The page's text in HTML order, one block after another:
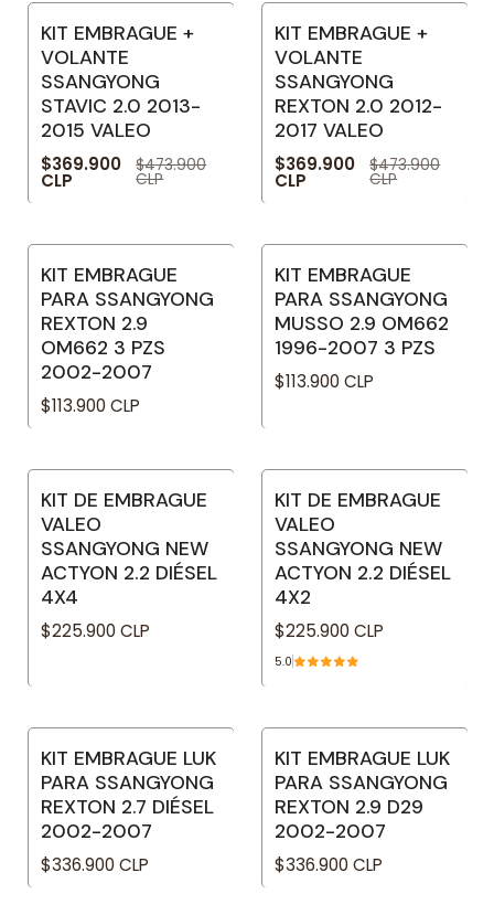
-22% OFF
KIT EMBRAGUE +
VOLANTE
SSANGYONG
STAVIC 2.0 2013-
2015 VALEO
$369.900
CLP
$473.900
CLP
-22% OFF
KIT EMBRAGUE +
VOLANTE
SSANGYONG
REXTON 2.0 2012-
2017 VALEO
$369.900
CLP
$473.900
CLP
KIT EMBRAGUE
PARA SSANGYONG
REXTON 2.9
OM662 3 PZS
2002-2007
$113.900 CLP
KIT EMBRAGUE
PARA SSANGYONG
MUSSO 2.9 OM662
1996-2007 3 PZS
$113.900 CLP
KIT DE EMBRAGUE
VALEO
SSANGYONG NEW
ACTYON 2.2 DIÉSEL
4X4
$225.900 CLP
KIT DE EMBRAGUE
VALEO
SSANGYONG NEW
ACTYON 2.2 DIÉSEL
4X2
$225.900 CLP
5.0
KIT EMBRAGUE LUK
PARA SSANGYONG
REXTON 2.7 DIÉSEL
2002-2007
$336.900 CLP
KIT EMBRAGUE LUK
PARA SSANGYONG
REXTON 2.9 D29
2002-2007
$336.900 CLP